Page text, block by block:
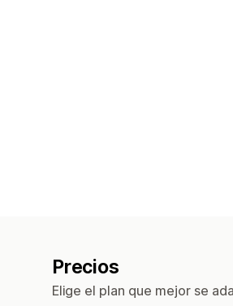
Precios
Elige el plan que mejor se